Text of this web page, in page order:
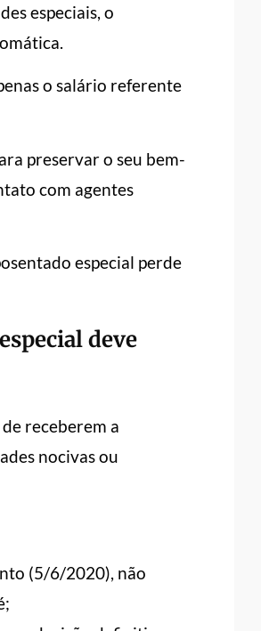
especiais, o
o salário referente
preservar o seu bem-
com agentes
especial perde
deve
receberem a
nocivas ou
(5/6/2020), não